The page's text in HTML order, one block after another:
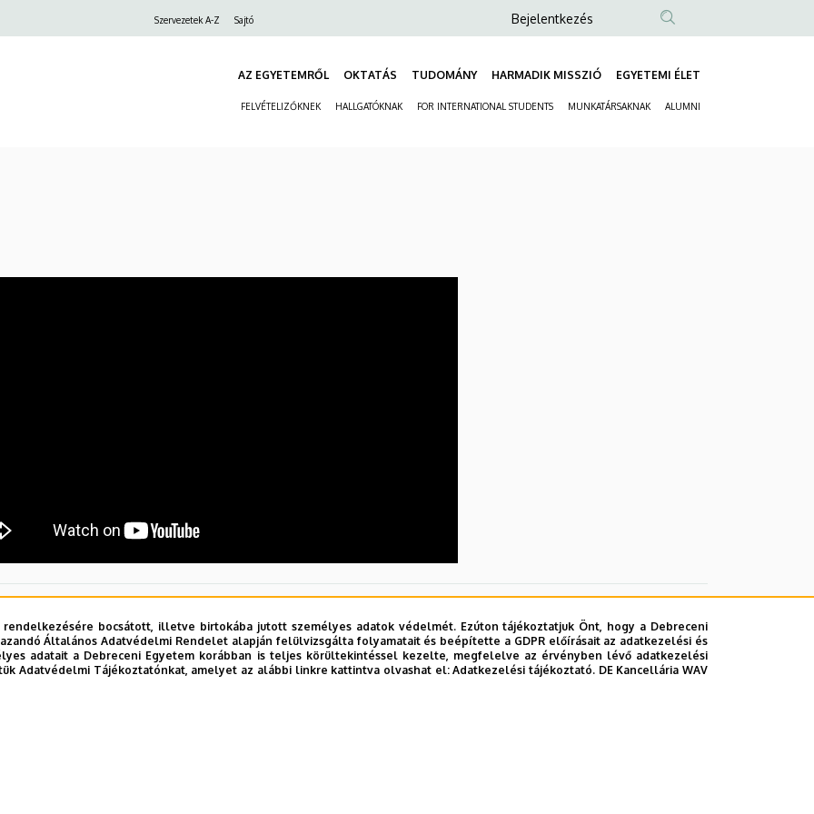
Szervezetek A-Z Sajtó
Anonim
fiók
Bejelentkezés
AZ EGYETEMRŐL OKTATÁS TUDOMÁNY HARMADIK MISSZIÓ EGYETEMI ÉLET
FELVÉTELIZŐKNEK HALLGATÓKNAK FOR INTERNATIONAL STUDENTS MUNKATÁRSAKNAK ALUMNI
bocsátott, illetve birtokába jutott személyes adatok védelmét. Ezúton tájékoztatjuk Önt, hogy a Debreceni
Általános Adatvédelmi Rendelet alapján felülvizsgálta folyamatait és beépítette a GDPR előírásait az adatkezelési és
adatait a Debreceni Egyetem korábban is teljes körültekintéssel kezelte, megfelelve az érvényben lévő adatkezelési
Adatvédelmi Tájékoztatónkat, amelyet az alábbi linkre kattintva olvashat el:Adatkezelési tájékoztató. DE Kancellária WAV